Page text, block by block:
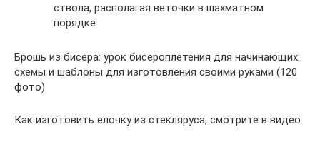
ствола, располагая веточки в шахматном
порядке.
Брошь из бисера: урок бисероплетения для начинающих.
схемы и шаблоны для изготовления своими руками (120
фото)
Как изготовить елочку из стекляруса, смотрите в видео: